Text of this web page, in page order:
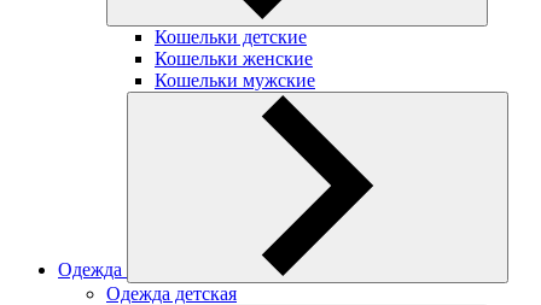
Кошельки детские
Кошельки женские
Кошельки мужские
Одежда
Одежда детская